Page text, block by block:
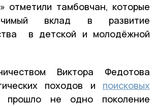
отметили тамбовчан, которые
вклад в развитие
в детской и молодёжной
Виктора Федотова
походов и поисковых
прошло не одно поколение